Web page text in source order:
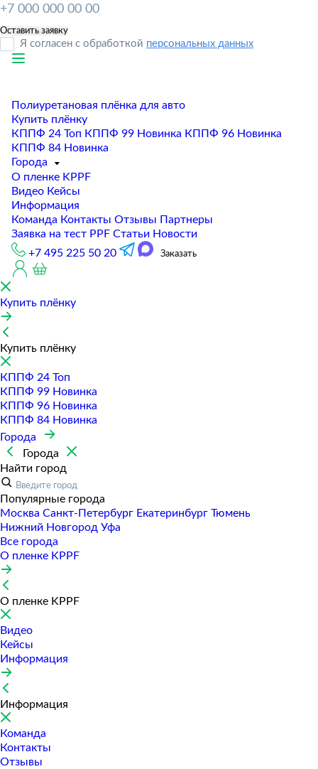
Я согласен с обработкой персональных данных
Полиуретановая плёнка для авто
Купить плёнку
КППФ 24 Топ КППФ 99 Новинка КППФ 96 Новинка
КППФ 84 Новинка
Города
О пленке KPPF
Видео Кейсы
Информация
Команда Контакты Отзывы Партнеры
Заявка на тест PPF Статьи Новости
+7 495 225 50 20
Заказать
Купить плёнку
Купить плёнку
КППФ 24 Топ
КППФ 99 Новинка
КППФ 96 Новинка
КППФ 84 Новинка
Города
Города
Найти город
Популярные города
Москва Санкт-Петербур Екатеринбур Тюмень
Нижний Новгород Уфа
Все города
О пленке KPPF
О пленке KPPF
Видео
Кейсы
Информация
Информация
Команда
Контакты
Отзывы